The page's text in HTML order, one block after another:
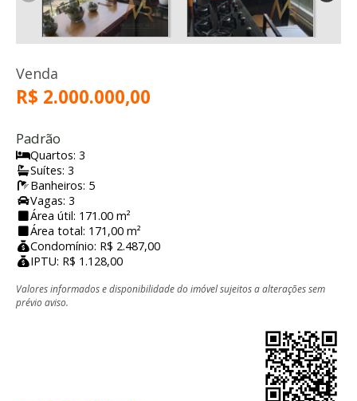
Venda
R$ 2.000.000,00
Padrão
Quartos: 3
Suítes: 3
Banheiros: 5
Vagas: 3
Área útil: 171.00 m²
Área total: 171,00 m²
Condomínio: R$ 2.487,00
IPTU: R$ 1.128,00
Valores informados e disponibilidade do imóvel sujeitos a alterações sem
prévio aviso.